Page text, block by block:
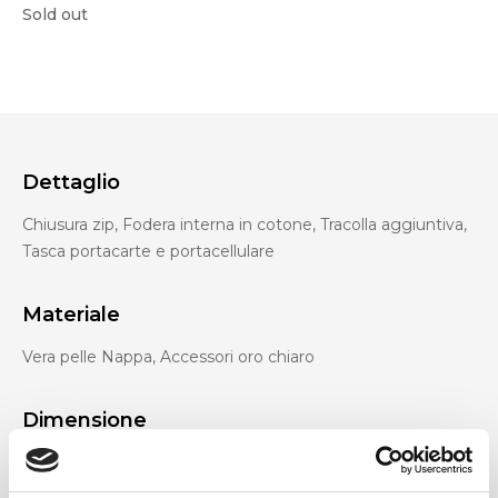
Sold out
Dettaglio
Chiusura zip, Fodera interna in cotone, Tracolla aggiuntiva,
Tasca portacarte e portacellulare
Materiale
Vera pelle Nappa, Accessori oro chiaro
Dimensione
27 x 17 x 10 cm (l x a x p)